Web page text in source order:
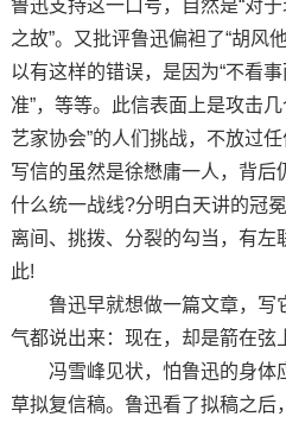
鲁迅支持这一口号，自然是“对
之故”。又批评鲁迅偏袒了“胡风
以有这样的错误，是因为“不看
准”，等等。此信表面上是攻击
艺家协会”的人们挑战，不放过
写信的虽然是徐懋庸一人，背后
什么统一战线?分明白天讲的冠
离间、挑拨、分裂的勾当，有左
此!
鲁迅早就想做一篇文章，写
气都说出来：现在，却是箭在弦
冯雪峰见状，怕鲁迅的身体
草拟复信稿。鲁迅看了拟稿之后